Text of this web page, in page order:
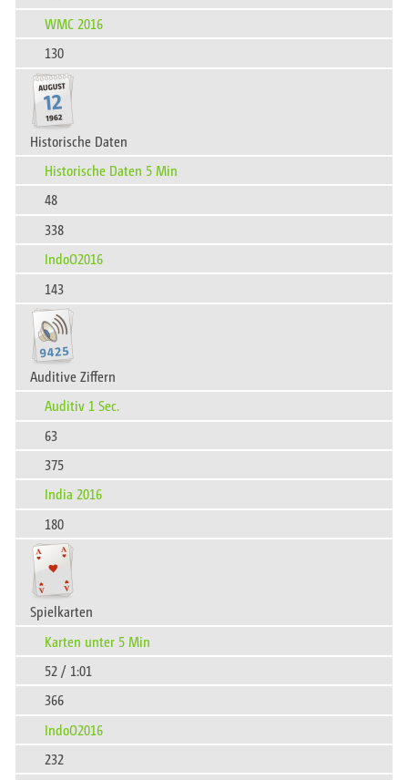
WMC 2016
130
Historische Daten
Historische Daten 5 Min
48
338
IndoO2016
143
Auditive Ziffern
Auditiv 1 Sec.
63
375
India 2016
180
Spielkarten
Karten unter 5 Min
52 / 1:01
366
IndoO2016
232